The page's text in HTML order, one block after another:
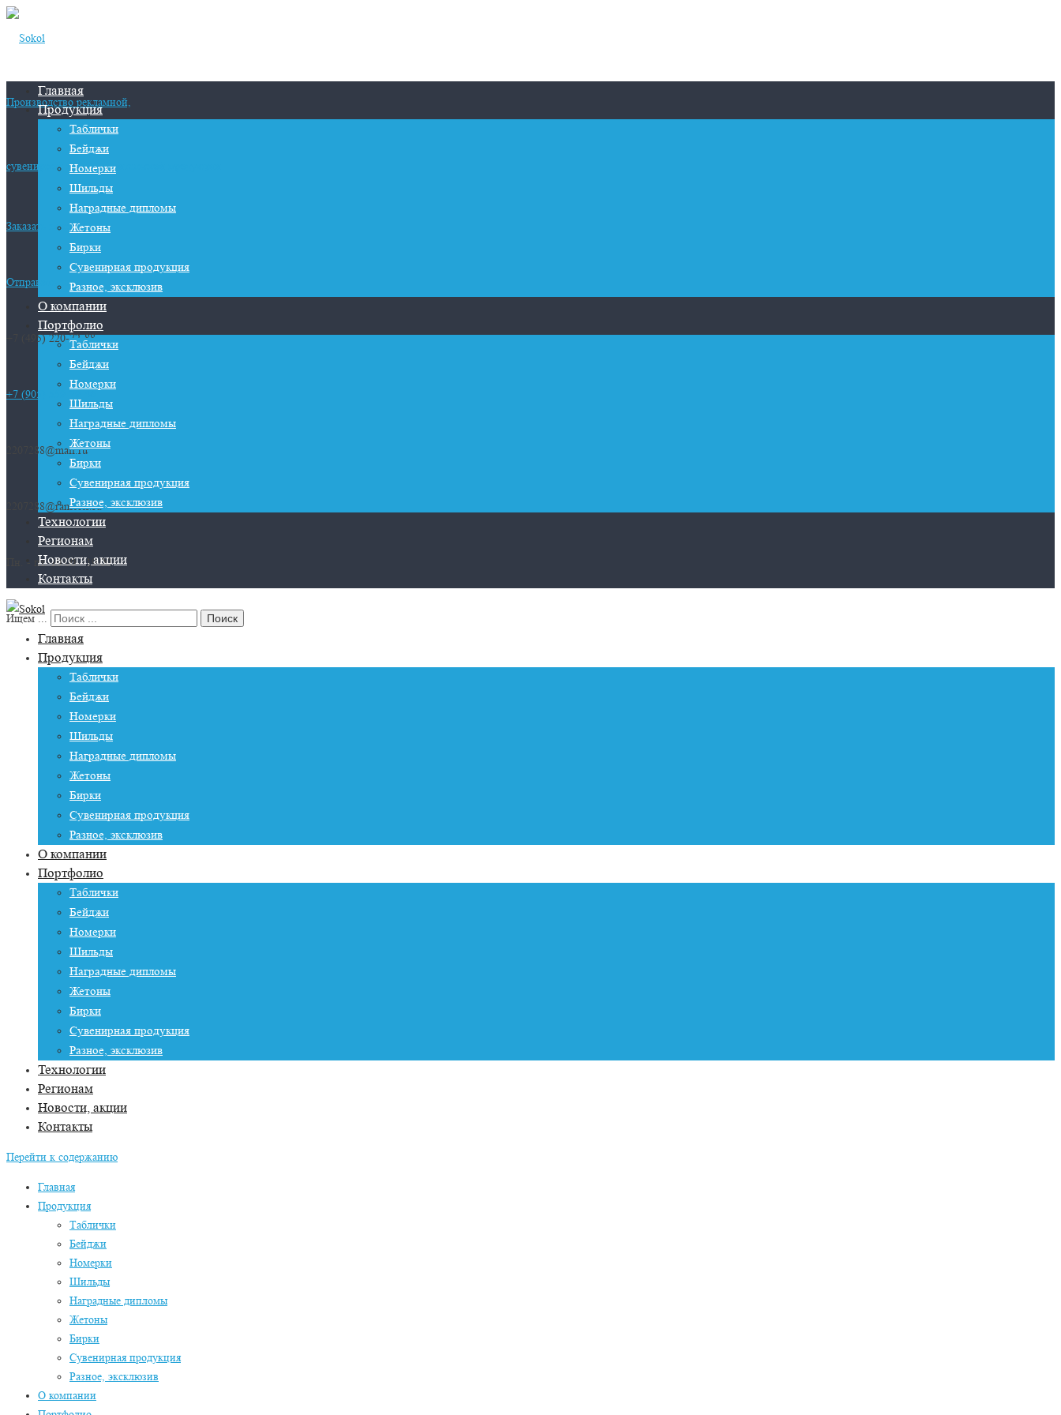
Производство рекламной,
сувенирной и представительской продукции
Заказать звонок
Отправить заявку
+7 (495) 220-72-88
+7 (905) 559-79-46
2207288@mail.ru
2207288@rambler.ru
Пн. - пт. 10:00 - 19:00
Ищем ...
Главная
Продукция
Таблички
Бейджи
Номерки
Шильды
Наградные дипломы
Жетоны
Бирки
Сувенирная продукция
Разное, эксклюзив
О компании
Портфолио
Таблички
Бейджи
Номерки
Шильды
Наградные дипломы
Жетоны
Бирки
Сувенирная продукция
Разное, эксклюзив
Технологии
Регионам
Новости, акции
Контакты
Главная
Продукция
Таблички
Бейджи
Номерки
Шильды
Наградные дипломы
Жетоны
Бирки
Сувенирная продукция
Разное, эксклюзив
О компании
Портфолио
Таблички
Бейджи
Номерки
Шильды
Наградные дипломы
Жетоны
Бирки
Сувенирная продукция
Разное, эксклюзив
Технологии
Регионам
Новости, акции
Контакты
Перейти к содержанию
Главная
Продукция
Таблички
Бейджи
Номерки
Шильды
Наградные дипломы
Жетоны
Бирки
Сувенирная продукция
Разное, эксклюзив
О компании